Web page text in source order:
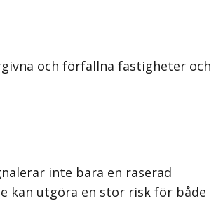
och förfallna fastigheter och
inte bara en raserad
kan utgöra en stor risk för både